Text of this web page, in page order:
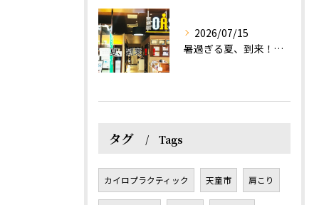
2026/07/15
暑過ぎる夏、到来！だるさを感じる方は、結構不足！？
タグ Tags
カイロプラクティック 天童市 肩こり